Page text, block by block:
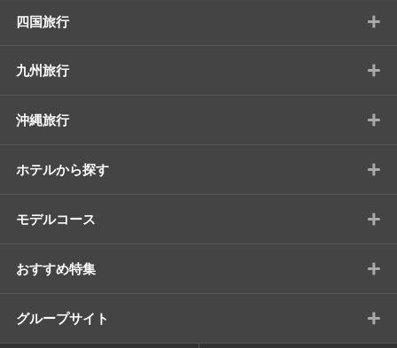
四国旅行 +
九州旅行 +
沖縄旅行 +
ホテルから探す +
モデルコース +
おすすめ特集 +
グループサイト +